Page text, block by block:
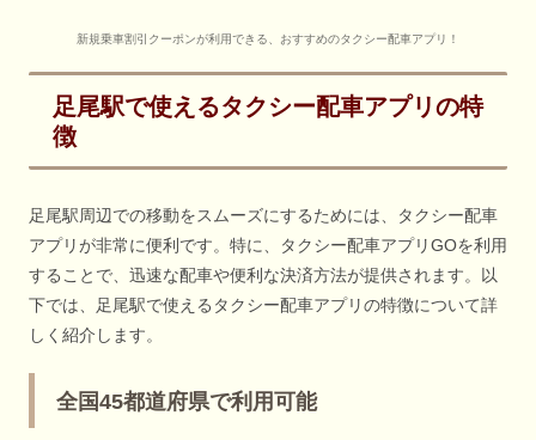
新規乗車割引クーポンが利用できる、おすすめのタクシー配車アプリ！
足尾駅で使えるタクシー配車アプリの特
徴
足尾駅周辺での移動をスムーズにするためには、タクシー配車
アプリが非常に便利です。特に、タクシー配車アプリGOを利用
することで、迅速な配車や便利な決済方法が提供されます。以
下では、足尾駅で使えるタクシー配車アプリの特徴について詳
しく紹介します。
全国45都道府県で利用可能